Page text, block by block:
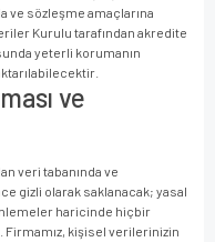
ve sözleşme amaçlarına
Kurulu tarafından akredite
yeterli korumanın
ve
veri tabanında ve
gizli olarak saklanacak; yasal
haricinde hiçbir
Firmamız, kişisel verilerinizin